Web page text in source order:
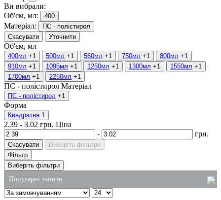
Ви вибрали:
Об'єм, мл:
400
Матеріал:
ПС - полістирол
Скасувати
Уточнити
Об'єм, мл
400мл +1 500мл +1 560мл +1 750мл +1 800мл +1
910мл +1 1095мл +1 1250мл +1 1300мл +1 1550мл +1
1700мл +1 2250мл +1
ПС - полістирол Матеріал
ПС - полістирол +1
Форма
Квадратна 1
2.39 - 3.02 грн. Ціна
-
грн.
Скасувати
Виберіть фільтри
Фільтр
Виберіть фільтри
Популярні запити